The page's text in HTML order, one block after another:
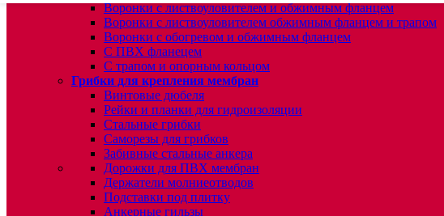
Воронки с листвоуловителем и обжимным фланцем
Воронки с листвоуловителем обжимным фланцем и трапом
Воронки с обогревом и обжимным фланцем
С ПВХ фланецем
С трапом и опорным кольцом
Грибки для крепления мембран
Винтовые дюбеля
Рейки и планки для гидроизоляции
Стальные грибки
Саморезы для грибков
Забивные стальные анкера
Дорожки для ПВХ мембран
Держатели молниеотводов
Подставки под плитку
Анкерные гильзы